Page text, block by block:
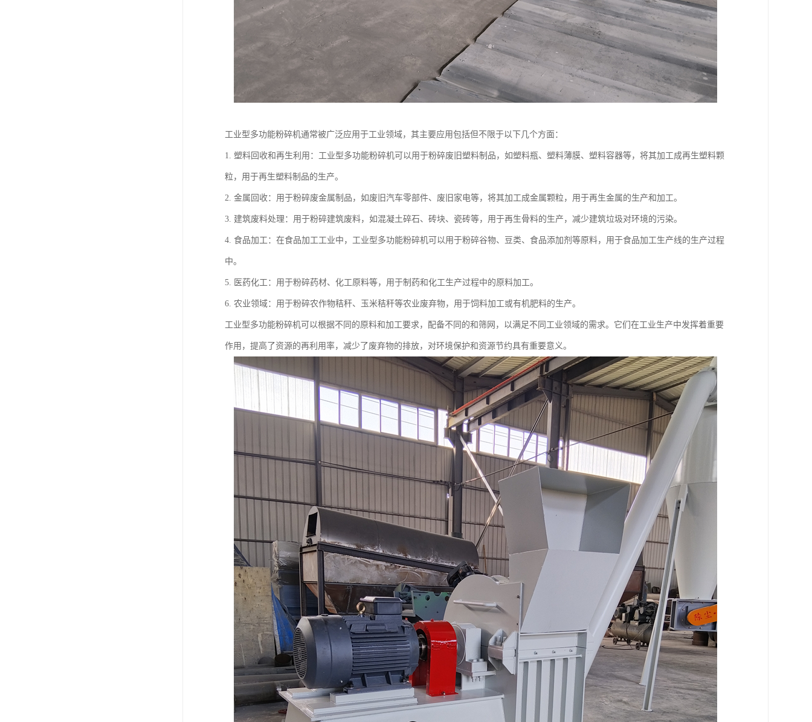
工业型多功能粉碎机通常被广泛应用于工业领域，其主要应用包括但不限于以下几个方面：
1. 塑料回收和再生利用：工业型多功能粉碎机可以用于粉碎废旧塑料制品，如塑料瓶、塑料薄膜、塑料容器等，将其加工成再生塑料颗
粒，用于再生塑料制品的生产。
2. 金属回收：用于粉碎废金属制品，如废旧汽车零部件、废旧家电等，将其加工成金属颗粒，用于再生金属的生产和加工。
3. 建筑废料处理：用于粉碎建筑废料，如混凝土碎石、砖块、瓷砖等，用于再生骨料的生产，减少建筑垃圾对环境的污染。
4. 食品加工：在食品加工工业中，工业型多功能粉碎机可以用于粉碎谷物、豆类、食品添加剂等原料，用于食品加工生产线的生产过程
中。
5. 医药化工：用于粉碎药材、化工原料等，用于制药和化工生产过程中的原料加工。
6. 农业领域：用于粉碎农作物秸秆、玉米秸秆等农业废弃物，用于饲料加工或有机肥料的生产。
工业型多功能粉碎机可以根据不同的原料和加工要求，配备不同的和筛网，以满足不同工业领域的需求。它们在工业生产中发挥着重要
作用，提高了资源的再利用率，减少了废弃物的排放，对环境保护和资源节约具有重要意义。